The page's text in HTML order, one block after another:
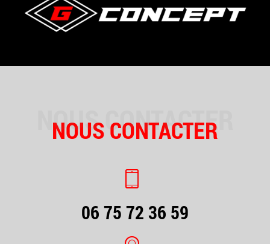
NOUS CONTACTER
NOUS CONTACTER
06 75 72 36 59